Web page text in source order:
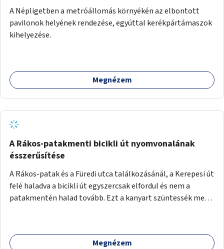
A Népligetben a metróállomás környékén az elbontott
pavilonok helyének rendezése, egyúttal kerékpártámaszok
kihelyezése.
Megnézem
A Rákos-patakmenti bicikli út nyomvonalának
ésszerűsítése
A Rákos-patak és a Füredi utca találkozásánál, a Kerepesi út
felé haladva a bicikli út egyszercsak elfordul és nem a
patakmentén halad tovább. Ezt a kanyart szüntessék meg
Megnézem